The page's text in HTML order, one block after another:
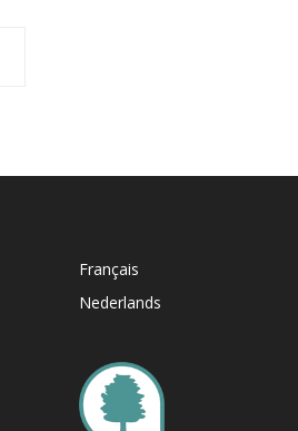
Français
Nederlands